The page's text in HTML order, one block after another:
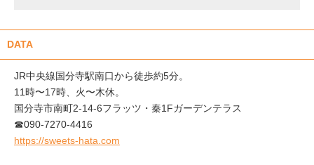
DATA
JR中央線国分寺駅南口から徒歩約5分。
11時〜17時、火〜木休。
国分寺市南町2-14-6フラッツ・秦1Fガーデンテラス
☎090-7270-4416
https://sweets-hata.com